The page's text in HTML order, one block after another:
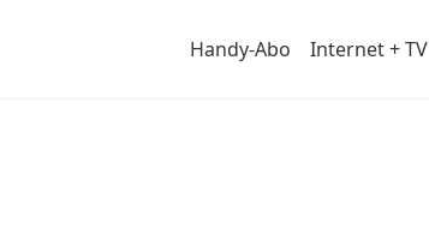
Handy-Abo Internet + TV